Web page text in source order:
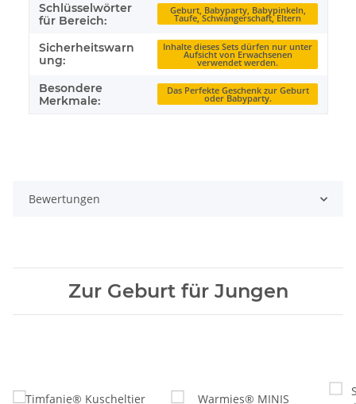
Schlüsselwörter
für Bereich:
Geburt, Babyparty, Babypinkeln,
Taufe, Schwangerschaft, Eltern
Sicherheitswarn
ung:
Inhalte dieses Sets dürfen nur unter
Aufsicht von Erwachsenen
verwendet werden.
Besondere
Merkmale:
Das Perfekte Geschenk zur Geburt
oder Babyparty.
Bewertungen
Zur Geburt für Jungen